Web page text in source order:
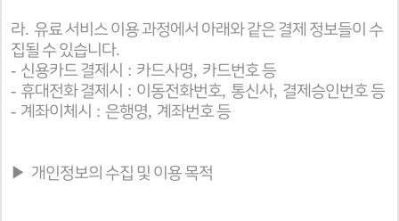
라. 유료 서비스 이용 과정에서 아래와 같은 결제 정보들이 수
집될 수 있습니다.
- 신용카드 결제시 : 카드사명, 카드번호 등
- 휴대전화 결제시 : 이동전화번호, 통신사, 결제승인번호 등
- 계좌이체시 : 은행명, 계좌번호 등
▶ 개인정보의 수집 및 이용 목적